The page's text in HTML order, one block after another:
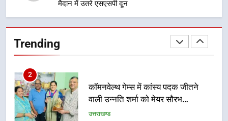
मैदान में उतरे एसएसपी दून
Trending
विशेष स्वच्छता अभियान में डीएम एवं सचिव
विधिक सेवा प्राधिकरण ने किया प्रतिभाग,
100 से अधिक लोग बने इस अभियान का
2
कॉमनवेल्थ गेम्स में कांस्य पदक जीतने
वाली उन्नति शर्मा को मेयर सौरभ
थपलियाल ने किया सम्मानित
उत्तराखण्ड